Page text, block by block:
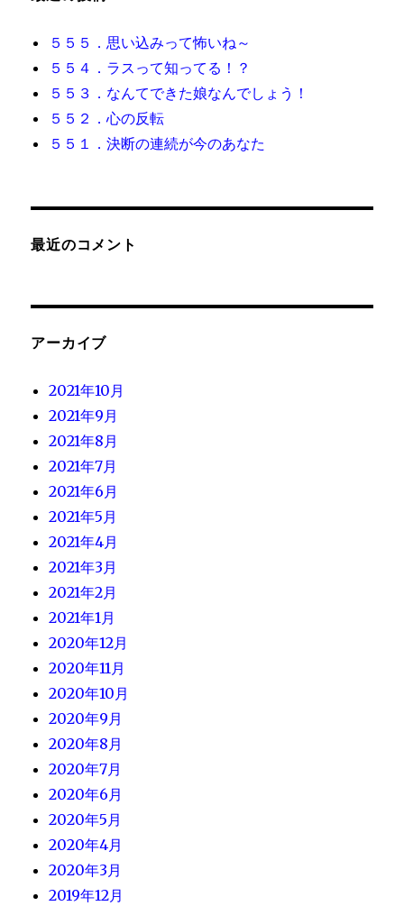
５５５．思い込みって怖いね～
５５４．ラスって知ってる！？
５５３．なんてできた娘なんでしょう！
５５２．心の反転
５５１．決断の連続が今のあなた
最近のコメント
アーカイブ
2021年10月
2021年9月
2021年8月
2021年7月
2021年6月
2021年5月
2021年4月
2021年3月
2021年2月
2021年1月
2020年12月
2020年11月
2020年10月
2020年9月
2020年8月
2020年7月
2020年6月
2020年5月
2020年4月
2020年3月
2019年12月